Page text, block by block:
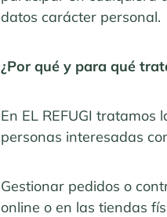
datos carácter personal.
¿Por qué y para qué
En EL REFUGI
personas interesadas
Gestionar pedidos o
online o en las tiendas